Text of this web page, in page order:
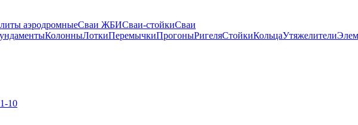
аэродромныеСваи ЖБИСваи-стойкиСваи
КолонныЛоткиПеремычкиПрогоныРигеляСтойкиКольцаУтяжелители
10